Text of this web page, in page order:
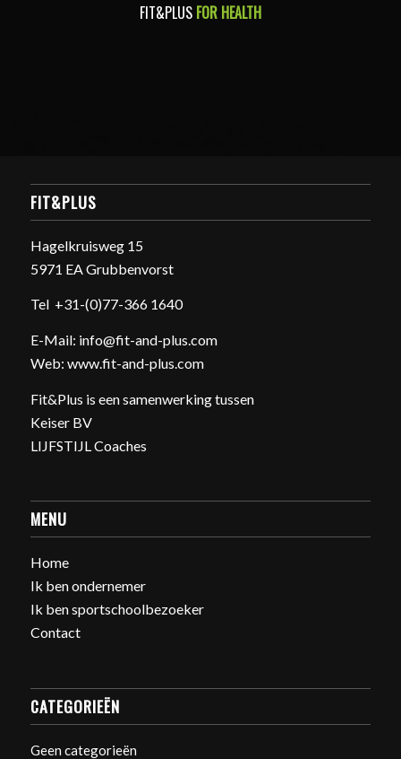
FIT&PLUS FOR HEALTH
FIT&PLUS
Hagelkruisweg 15
5971 EA Grubbenvorst
Tel +31-(0)77-366 1640
E-Mail: info@fit-and-plus.com
Web: www.fit-and-plus.com
Fit&Plus is een samenwerking tussen
Keiser BV
LIJFSTIJL Coaches
MENU
Home
Ik ben ondernemer
Ik ben sportschoolbezoeker
Contact
CATEGORIEËN
Geen categorieën